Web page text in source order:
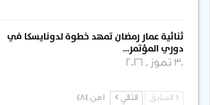
ثنائية عمار رمضان تمهد خطوة لدونايسكا في
دوري المؤتمر…
30 تموز , 2026
السابق التالي